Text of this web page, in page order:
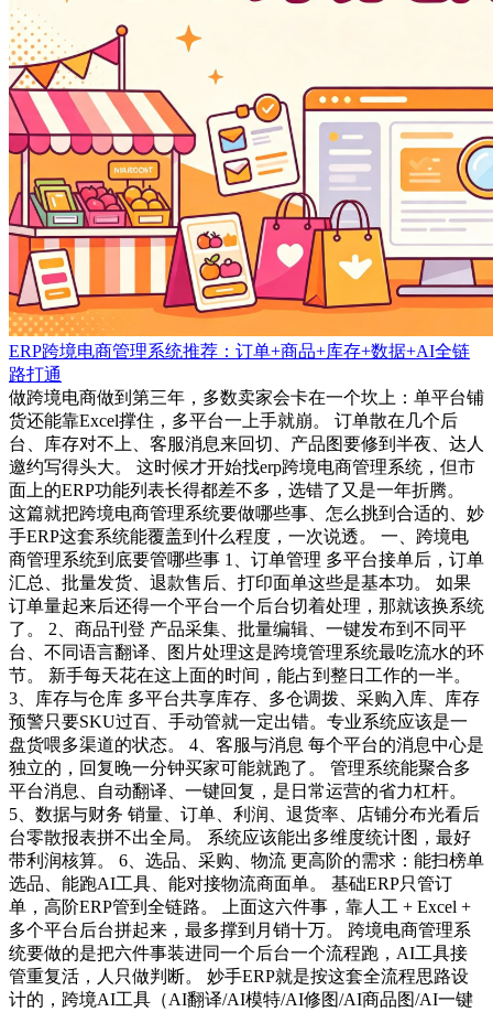
ERP跨境电商管理系统推荐：订单+商品+库存+数据+AI全链
路打通
做跨境电商做到第三年，多数卖家会卡在一个坎上：单平台铺
货还能靠Excel撑住，多平台一上手就崩。 订单散在几个后
台、库存对不上、客服消息来回切、产品图要修到半夜、达人
邀约写得头大。 这时候才开始找erp跨境电商管理系统，但市
面上的ERP功能列表长得都差不多，选错了又是一年折腾。
这篇就把跨境电商管理系统要做哪些事、怎么挑到合适的、妙
手ERP这套系统能覆盖到什么程度，一次说透。 一、跨境电
商管理系统到底要管哪些事 1、订单管理 多平台接单后，订单
汇总、批量发货、退款售后、打印面单这些是基本功。 如果
订单量起来后还得一个平台一个后台切着处理，那就该换系统
了。 2、商品刊登 产品采集、批量编辑、一键发布到不同平
台、不同语言翻译、图片处理这是跨境管理系统最吃流水的环
节。 新手每天花在这上面的时间，能占到整日工作的一半。
3、库存与仓库 多平台共享库存、多仓调拨、采购入库、库存
预警只要SKU过百、手动管就一定出错。专业系统应该是一
盘货喂多渠道的状态。 4、客服与消息 每个平台的消息中心是
独立的，回复晚一分钟买家可能就跑了。 管理系统能聚合多
平台消息、自动翻译、一键回复，是日常运营的省力杠杆。
5、数据与财务 销量、订单、利润、退货率、店铺分布光看后
台零散报表拼不出全局。 系统应该能出多维度统计图，最好
带利润核算。 6、选品、采购、物流 更高阶的需求：能扫榜单
选品、能跑AI工具、能对接物流商面单。 基础ERP只管订
单，高阶ERP管到全链路。 上面这六件事，靠人工 + Excel +
多个平台后台拼起来，最多撑到月销十万。 跨境电商管理系
统要做的是把六件事装进同一个后台一个流程跑，AI工具接
管重复活，人只做判断。 妙手ERP就是按这套全流程思路设
计的，跨境AI工具（AI翻译/AI模特/AI修图/AI商品图/AI一键